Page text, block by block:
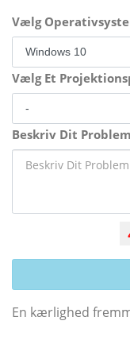
Vælg
Vælg Et
Beskriv Dit Problem
En kærlighed